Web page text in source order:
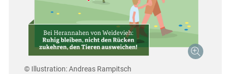
© Illustration: Andreas Rampitsch